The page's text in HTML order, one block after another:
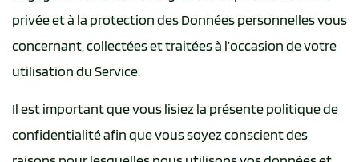
privée et à la protection des Données personnelles vous
concernant, collectées et traitées à l’occasion de votre
utilisation du Service.
Il est important que vous lisiez la présente politique de
confidentialité afin que vous soyez conscient des